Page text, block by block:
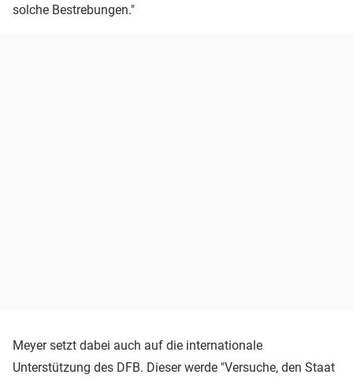
solche Bestrebungen."
Meyer setzt dabei auch auf die internationale
Unterstützung des DFB. Dieser werde "Versuche, den Staat